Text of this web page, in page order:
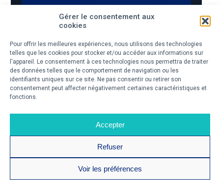
Gérer le consentement aux
cookies
Pour offrir les meilleures expériences, nous utilisons des technologies
telles que les cookies pour stocker et/ou accéder aux informations sur
l'appareil. Le consentement à ces technologies nous permettra de traiter
des données telles que le comportement de navigation ou les
identifiants uniques sur ce site. Ne pas consentir ou retirer son
consentement peut affecter négativement certaines caractéristiques et
fonctions.
Accepter
Refuser
Voir les préférences